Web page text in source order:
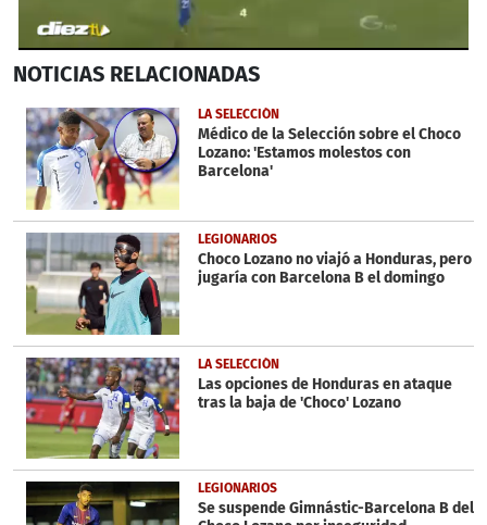
seconds
33
seconds
NOTICIAS RELACIONADAS
LA SELECCIÓN
Médico de la Selección sobre el Choco
Lozano: 'Estamos molestos con
Barcelona'
LEGIONARIOS
Choco Lozano no viajó a Honduras, pero
jugaría con Barcelona B el domingo
LA SELECCIÓN
Las opciones de Honduras en ataque
tras la baja de 'Choco' Lozano
LEGIONARIOS
Se suspende Gimnástic-Barcelona B del